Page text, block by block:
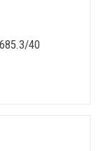
40